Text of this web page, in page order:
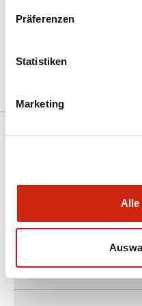
Präferenzen
Statistiken
Marketing
Alle
Über IDEC